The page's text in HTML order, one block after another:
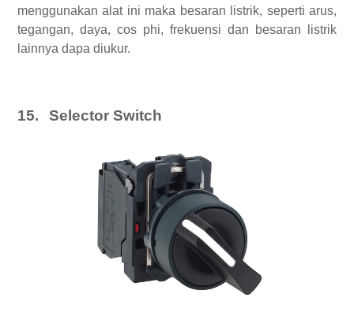
menggunakan alat ini maka besaran listrik, seperti arus,
tegangan, daya, cos phi, frekuensi dan besaran listrik
lainnya dapa diukur.
15. Selector Switch